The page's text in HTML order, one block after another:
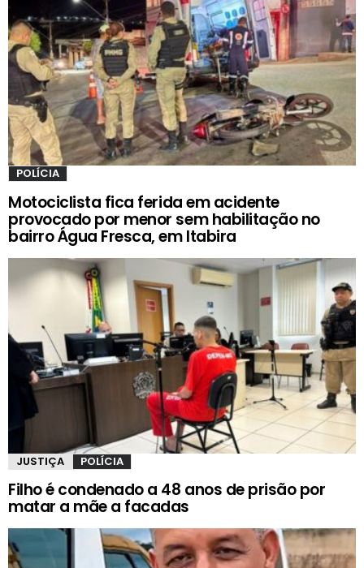
POLÍCIA
Motociclista fica ferida em acidente
provocado por menor sem habilitação no
bairro Água Fresca, em Itabira
JUSTIÇA POLÍCIA
Filho é condenado a 48 anos de prisão por
matar a mãe a facadas